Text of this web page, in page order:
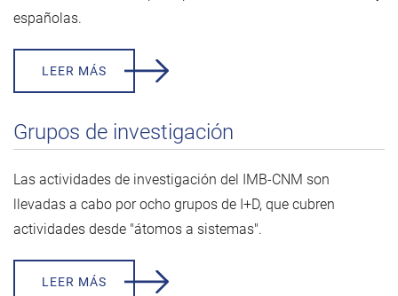
españolas.
LEER MÁS
Grupos de investigación
Las actividades de investigación del IMB-CNM son
llevadas a cabo por ocho grupos de I+D, que cubren
actividades desde "átomos a sistemas".
LEER MÁS